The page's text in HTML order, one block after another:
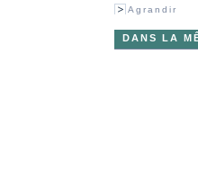
Agrandir
DANS LA